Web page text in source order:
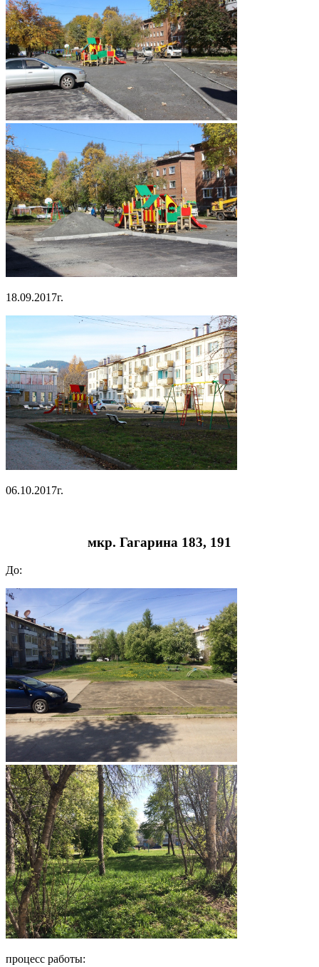
18.09.2017г.
06.10.2017г.
мкр. Гагарина 183, 191
До:
процесс работы: